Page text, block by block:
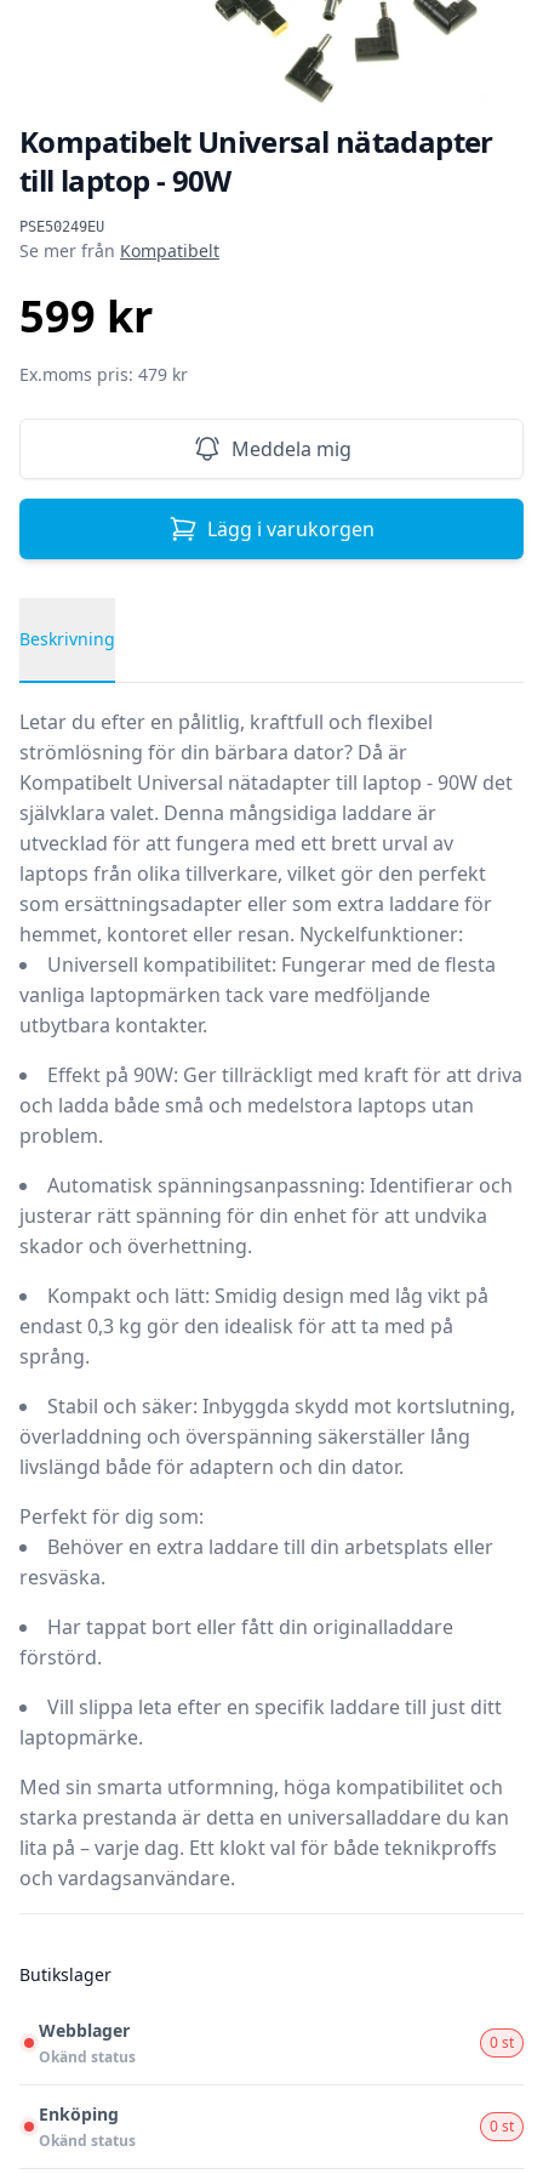
Kompatibelt Universal nätadapter
till laptop - 90W
PSE50249EU
Produktinformation
Se mer från Kompatibelt
599 kr
Ex.moms pris: 479 kr
Meddela mig
Lägg i varukorgen
Beskrivning
Letar du efter en pålitlig, kraftfull och flexibel
strömlösning för din bärbara dator? Då är
Kompatibelt Universal nätadapter till laptop - 90W det
självklara valet. Denna mångsidiga laddare är
utvecklad för att fungera med ett brett urval av
laptops från olika tillverkare, vilket gör den perfekt
som ersättningsadapter eller som extra laddare för
hemmet, kontoret eller resan. Nyckelfunktioner:
Universell kompatibilitet: Fungerar med de flesta
vanliga laptopmärken tack vare medföljande
utbytbara kontakter.
Effekt på 90W: Ger tillräckligt med kraft för att driva
och ladda både små och medelstora laptops utan
problem.
Automatisk spänningsanpassning: Identifierar och
justerar rätt spänning för din enhet för att undvika
skador och överhettning.
Kompakt och lätt: Smidig design med låg vikt på
endast 0,3 kg gör den idealisk för att ta med på
språng.
Stabil och säker: Inbyggda skydd mot kortslutning,
överladdning och överspänning säkerställer lång
livslängd både för adaptern och din dator.
Perfekt för dig som:
Behöver en extra laddare till din arbetsplats eller
resväska.
Har tappat bort eller fått din originalladdare
förstörd.
Vill slippa leta efter en specifik laddare till just ditt
laptopmärke.
Med sin smarta utformning, höga kompatibilitet och
starka prestanda är detta en universalladdare du kan
lita på – varje dag. Ett klokt val för både teknikproffs
och vardagsanvändare.
Butikslager
Webblager
Okänd status
0 st
Enköping
Okänd status
0 st